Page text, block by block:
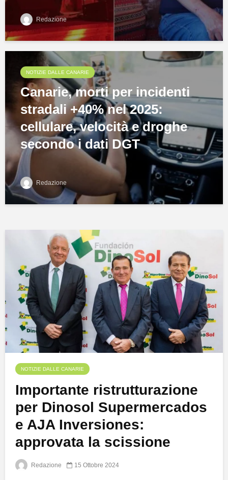
Redazione
NOTIZIE DALLE CANARIE
Canarie, morti per incidenti
stradali +40% nel 2025:
cellulare, velocità e droghe
secondo i dati DGT
Redazione
NOTIZIE DALLE CANARIE
Importante ristrutturazione
per Dinosol Supermercados
e AJA Inversiones:
approvata la scissione
Redazione 15 Ottobre 2024